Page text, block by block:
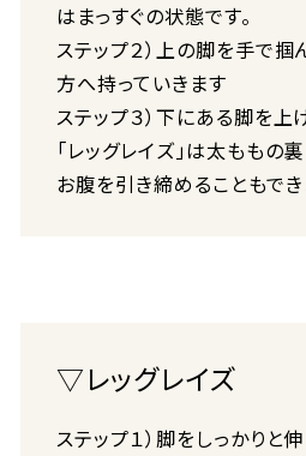
はまっすぐの状態です。
ステップ２）上の脚を手で掴
方へ持っていきます
ステップ３）下にある脚を上
「レッグレイズ」は太ももの
お腹を引き締めることもでき
▽レッグレイズ
ステップ１）脚をしっかりと